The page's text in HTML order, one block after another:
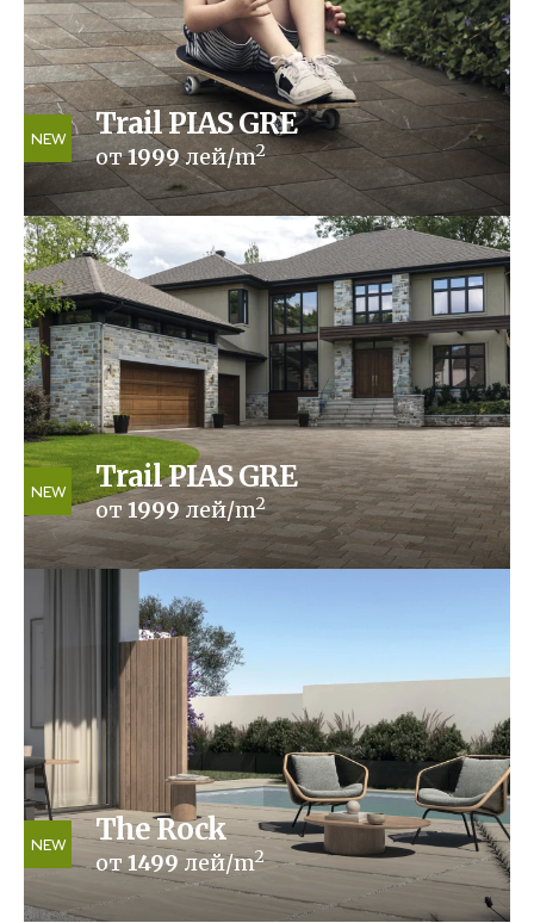
Trail PIAS GRE
от1999лей/m2
NEW
Trail PIAS GRE
от1999 лей/m2
NEW
The Rock
от 1499 лей/m2
NEW